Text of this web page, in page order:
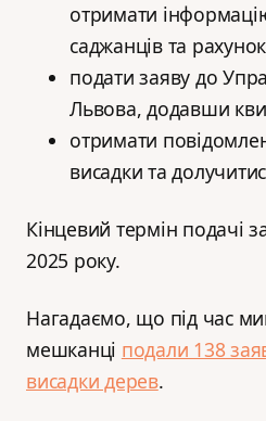
отримати
саджанців та
подати заяву до
Львова, додавши
отримати
висадки та
Кінцевий термін подачі
2025 року.
Нагадаємо, що під час
мешканці подали 138
висадки дерев.